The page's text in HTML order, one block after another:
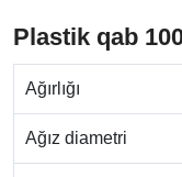
Plastik qab
Ağırlığı
Ağız diametri